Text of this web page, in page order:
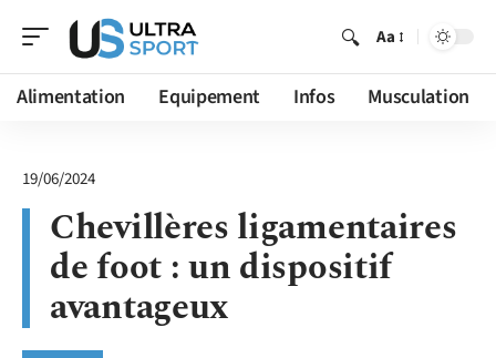
Aa
Alimentation Equipement Infos Musculation
19/06/2024
Chevillères ligamentaires
de foot : un dispositif
avantageux